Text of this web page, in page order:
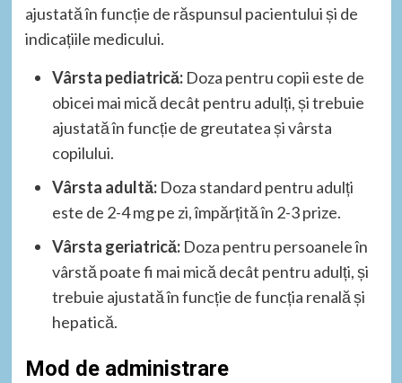
ajustată în funcție de răspunsul pacientului și de
indicațiile medicului.
Vârsta pediatrică:Doza pentru copii este de
obicei mai mică decât pentru adulți, și trebuie
ajustată în funcție de greutatea și vârsta
copilului.
Vârsta adultă:Doza standard pentru adulți
este de 2-4 mg pe zi, împărțită în 2-3 prize.
Vârsta geriatrică:Doza pentru persoanele în
vârstă poate fi mai mică decât pentru adulți, și
trebuie ajustată în funcție de funcția renală și
hepatică.
Mod de administrare